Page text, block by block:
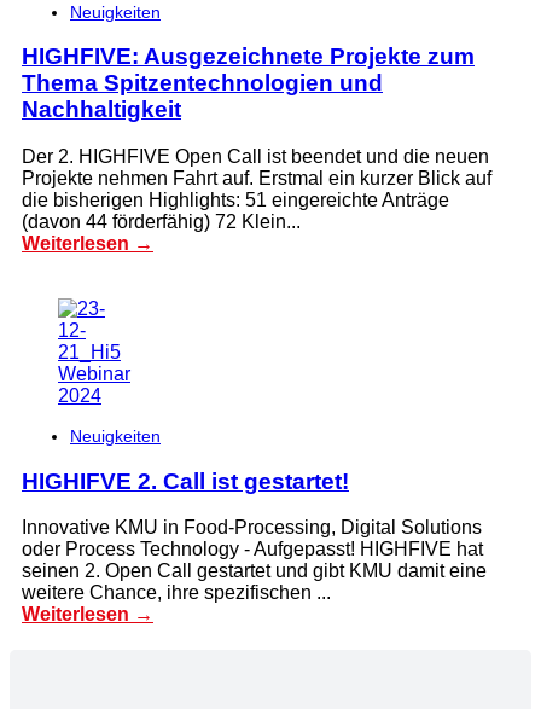
Neuigkeiten
HIGHFIVE: Ausgezeichnete Projekte zum
Thema Spitzentechnologien und
Nachhaltigkeit
Der 2. HIGHFIVE Open Call ist beendet und die neuen
Projekte nehmen Fahrt auf. Erstmal ein kurzer Blick auf
die bisherigen Highlights: 51 eingereichte Anträge
(davon 44 förderfähig) 72 Klein...
Weiterlesen →
Neuigkeiten
HIGHIFVE 2. Call ist gestartet!
Innovative KMU in Food-Processing, Digital Solutions
oder Process Technology - Aufgepasst! HIGHFIVE hat
seinen 2. Open Call gestartet und gibt KMU damit eine
weitere Chance, ihre spezifischen ...
Weiterlesen →